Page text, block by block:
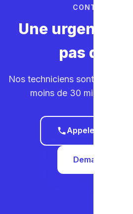
CONTACTEZ-
Une urgence ?
pas de
Nos techniciens sont sur la
moins de 30 minutes
Appeler le 0465
Demander un